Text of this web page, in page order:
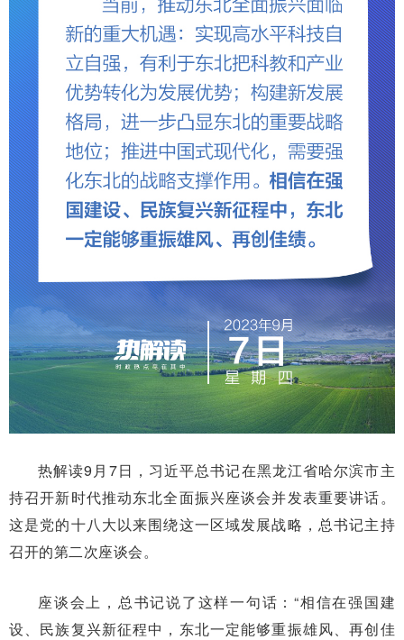
热解读9月7日，习近平总书记在黑龙江省哈尔滨市主
持召开新时代推动东北全面振兴座谈会并发表重要讲话。
这是党的十八大以来围绕这一区域发展战略，总书记主持
召开的第二次座谈会。
座谈会上，总书记说了这样一句话：“相信在强国建
设、民族复兴新征程中，东北一定能够重振雄风、再创佳